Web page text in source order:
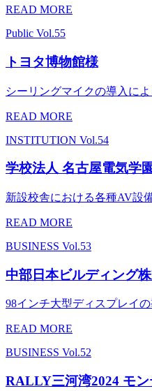
READ MORE
Public Vol.55
トヨタ博物館様
シーリングマイクの導入に
READ MORE
INSTITUTION Vol.54
学校法人 名古屋電気学
新設校舎における各種AV設
READ MORE
BUSINESS Vol.53
中部日本ビルディング
98インチ大型ディスプレイの
READ MORE
BUSINESS Vol.52
RALLY三河湾2024 モ